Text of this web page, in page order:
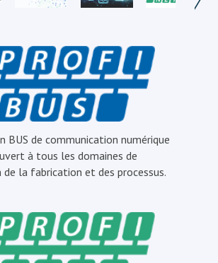
BUS de communication numérique
à tous les domaines de
la fabrication et des processus.